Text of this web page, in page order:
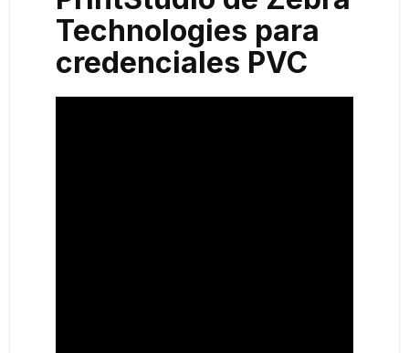
Technologies para
credenciales PVC